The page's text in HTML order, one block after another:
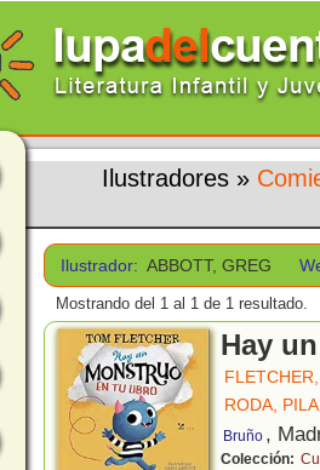
Ilustradores »
Ilustrador: ABBOTT, GREG
Mostrando del 1 al 1 de 1 resultado.
Hay
RODA,
Bruño ,
Colección: